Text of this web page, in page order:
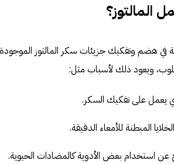
المالتوز؟
في هضم وتفكيك جزيئات سكر المالتوز الموجودة
ويعود ذلك لأسباب مثل:
يعمل على تفكيك السكر.
المبطنة للأمعاء الدقيقة.
عن استخدام بعض الأدوية كالمضادات الحيوية.